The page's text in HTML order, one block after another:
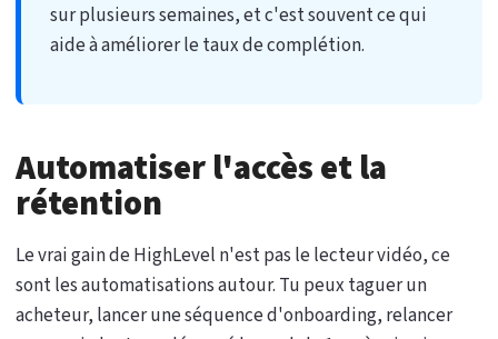
sur plusieurs semaines, et c'est souvent ce qui
aide à améliorer le taux de complétion.
Automatiser l'accès et la
rétention
Le vrai gain de HighLevel n'est pas le lecteur vidéo, ce
sont les automatisations autour. Tu peux taguer un
acheteur, lancer une séquence d'onboarding, relancer